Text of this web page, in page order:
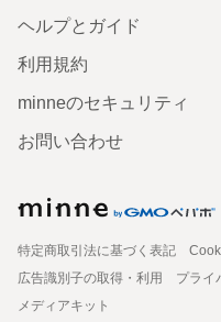
ヘルプとガイド
利用規約
minneのセキュリティ
お問い合わせ
特定商取引法に基づく表記
広告識別子の取得・利用
プライ
メディアキット